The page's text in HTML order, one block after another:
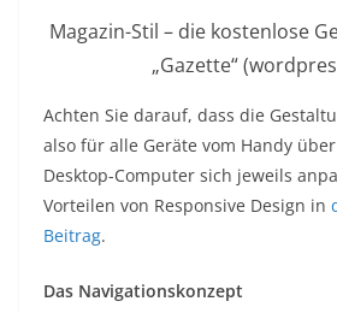
Magazin-Stil – die kostenlose
„Gazette“
Achten Sie darauf, dass die
also für alle Geräte vom Handy
Desktop-Computer sich jeweils
Vorteilen von Responsive Design in
Beitrag.
Das Navigationskonzept